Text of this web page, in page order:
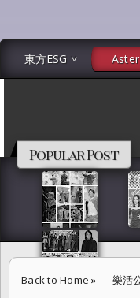
東方ESG
Popular Post
Back to Home » 樂活